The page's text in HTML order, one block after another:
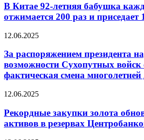
В Китае 92-летняя бабушка
отжимается 200 раз и приседает
12.06.2025
За распоряжением президента
возможности Сухопутных войск
фактическая смена
12.06.2025
Рекордные закупки золота
активов в резервах